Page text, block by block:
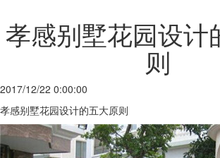
孝感别墅花园设计
则
2017/12/22 0:00:00
孝感别墅花园设计的五大原则